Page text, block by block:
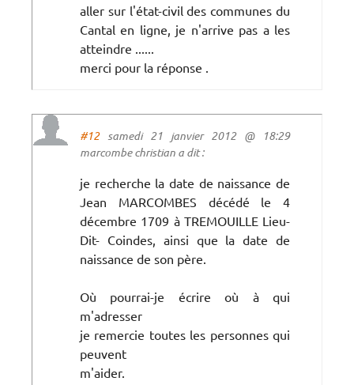
aller sur l'état-civil des communes du
Cantal en ligne, je n'arrive pas a les
atteindre ......
merci pour la réponse .
#12samedi 21 janvier 2012 @ 18:29
marcombe christian a dit :
je recherche la date de naissance de
Jean MARCOMBES décédé le 4
décembre 1709 à TREMOUILLE Lieu-
Dit- Coindes, ainsi que la date de
naissance de son père.
Où pourrai-je écrire où à qui
m'adresser
je remercie toutes les personnes qui
peuvent
m'aider.